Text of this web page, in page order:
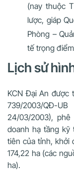
(nay thuộc
lược, giáp
Phòng –
tế trọng
Lịch sử
KCN Đại An được
739/2003/QĐ-
24/03/2003),
doanh hạ tầng kỹ
tiên của tỉnh, khởi
174,22 ha (các
ha).